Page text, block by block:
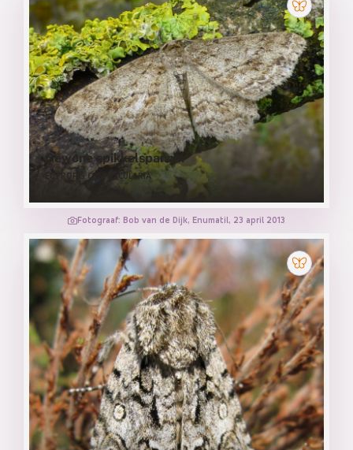
Gewone spikkelspanner
ECTROPIS CREPUSCULARIA
Fotograaf: Bob van de Dijk, Enumatil, 23 april 2013